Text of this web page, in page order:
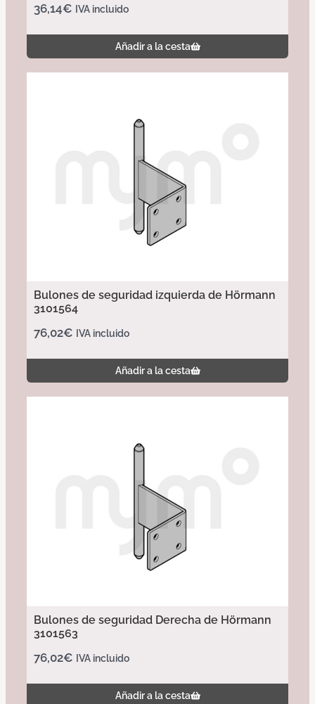
36,14€ IVA incluido
Añadir a la cesta
Bulones de seguridad izquierda de Hörmann
3101564
76,02€ IVA incluido
Añadir a la cesta
Bulones de seguridad Derecha de Hörmann
3101563
76,02€ IVA incluido
Añadir a la cesta